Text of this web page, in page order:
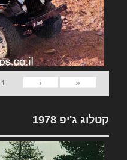
«
‹
1
קטלוג ג'יפ 1978